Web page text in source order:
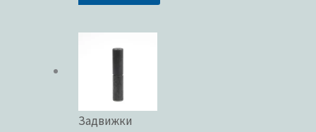
Задвижки